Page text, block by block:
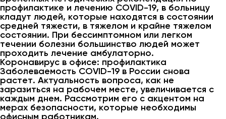
профилактике и лечению COVID-19, в больницу
кладут людей, которые находятся в состоянии
средней тяжести, в тяжелом и крайне тяжелом
состоянии. При бессимптомном или легком
течении болезни большинство людей может
проходить лечение амбулаторно.
Коронавирус в офисе: профилактика
Заболеваемость COVID-19 в России снова
растет. Актуальность вопроса, как не
заразиться на рабочем месте, увеличивается с
каждым днем. Рассмотрим его с акцентом на
мерах безопасности, которые необходимы
офисным работникам.